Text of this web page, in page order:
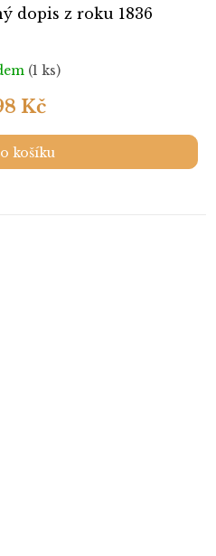
dopis z roku 1836
(1 ks)
Kč
košíku